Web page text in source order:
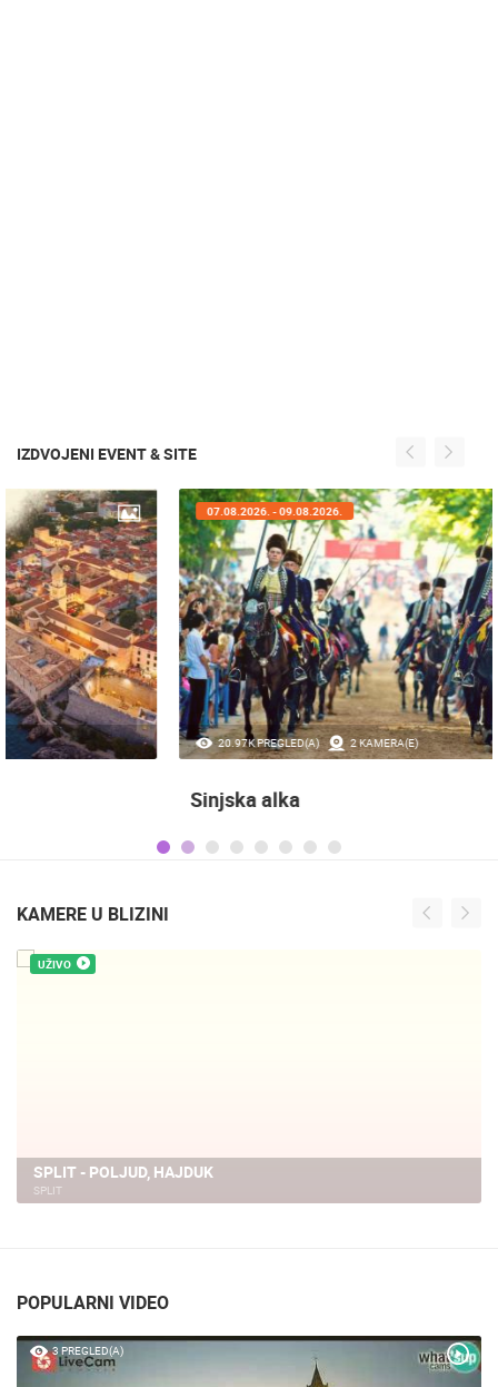
IZDVOJENI EVENT & SITE
20.97K PREGLED(A) 2 KAMERA(E)
07.08.2026. - 09.08.2026.
KAMERE U BLIZINI
UŽIVO
SPLIT - POLJUD, HAJDUK
SPLIT
POPULARNI VIDEO
3 PREGLED(A)